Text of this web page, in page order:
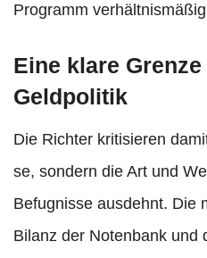
Programm
Eine klare
Geldpolitik
Die Richter kritisieren
se, sondern die Art und
Befugnisse ausdehnt. Die
Bilanz der Notenbank und